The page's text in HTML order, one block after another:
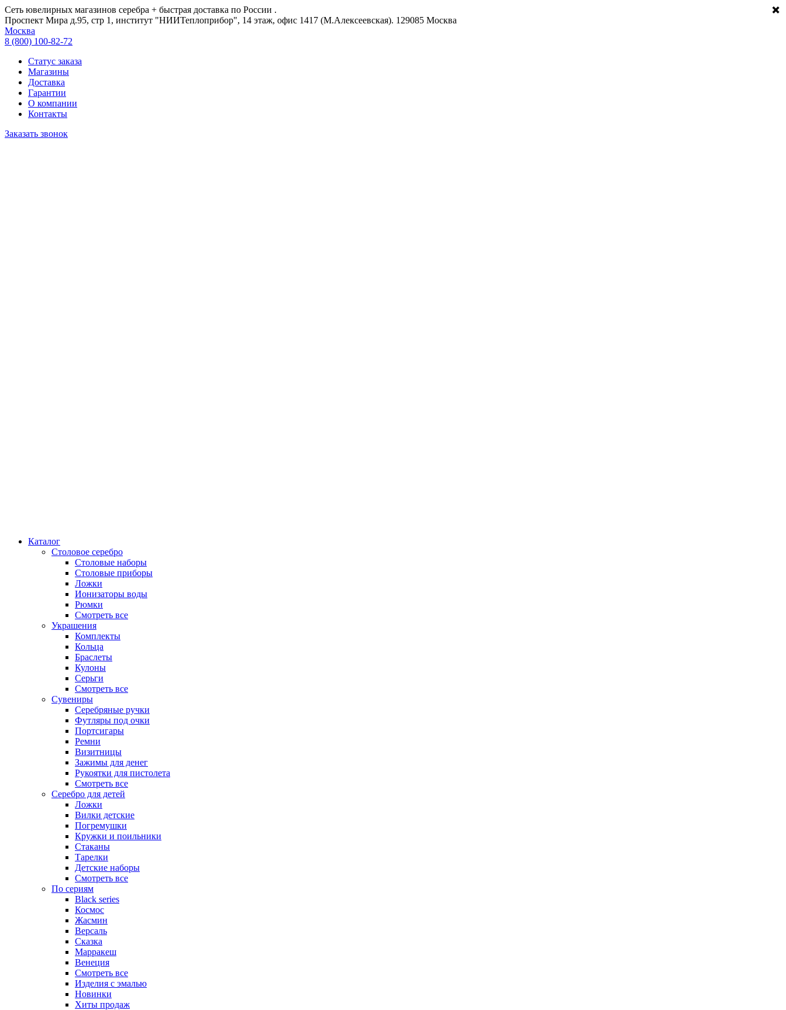
Сеть ювелирных магазинов серебра + быстрая доставка по России .
Проспект Мира д.95, стр 1, институт "НИИТеплоприбор", 14 этаж, офис 1417 (М.Алексеевская). 129085 Москва
Москва
8 (800) 100-82-72
Статус заказа
Магазины
Доставка
Гарантии
О компании
Контакты
Заказать звонок
Каталог
Столовое серебро
Столовые наборы
Столовые приборы
Ложки
Ионизаторы воды
Рюмки
Смотреть все
Украшения
Комплекты
Кольца
Браслеты
Кулоны
Серьги
Смотреть все
Сувениры
Серебряные ручки
Футляры под очки
Портсигары
Ремни
Визитницы
Зажимы для денег
Рукоятки для пистолета
Смотреть все
Серебро для детей
Ложки
Вилки детские
Погремушки
Кружки и поильники
Стаканы
Тарелки
Детские наборы
Смотреть все
По сериям
Black series
Космос
Жасмин
Версаль
Сказка
Марракеш
Венеция
Смотреть все
Изделия с эмалью
Новинки
Хиты продаж